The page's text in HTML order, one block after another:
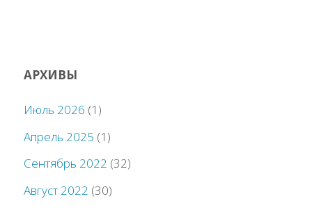
АРХИВЫ
Июль 2026 (1)
Апрель 2025 (1)
Сентябрь 2022 (32)
Август 2022 (30)